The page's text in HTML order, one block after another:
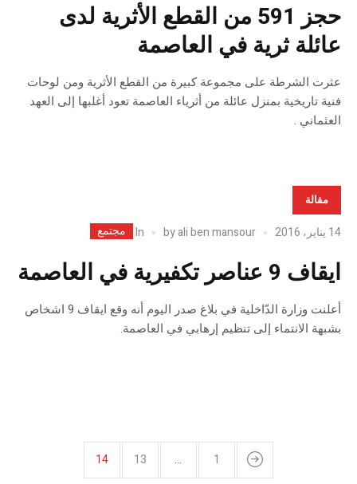
حجز 591 من القطع الأثرية لدى
عائلة ثرية في العاصمة
عثرت الشرطة على مجموعة كبيرة من القطع الأثرية ومن لوحات
فنية تاريخية بمنزل عائلة من أثرياء العاصمة تعود أغلبها إلى العهد
العثماني .
مقالة
14 يناير، 2016 byali ben mansour
In مجتمع
ايقاف 9 عناصر تكفيرية في العاصمة
أعلنت وزارة الدّاخلية في بلاغ صدر اليوم أنه وقع ايقاف 9 اشخاص
بشبهة الانتماء إلى تنظيم إرهابي في العاصمة.
1
…
13
14